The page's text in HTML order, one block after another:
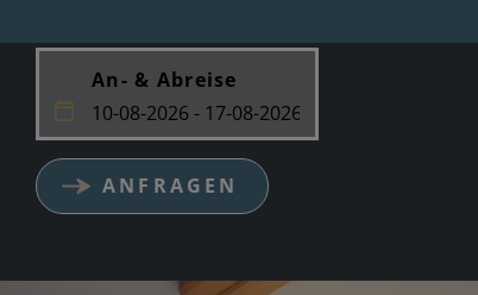
An- & Abreise
ANFRAGEN